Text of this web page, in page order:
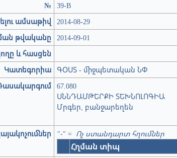
№
39-В
ամսաթիվ
2014-08-29
թվականը
2014-09-01
և հասցեն
Կատեգորիա
ԳՕՍՏ - միջպետական ՆՓ
67.080
ՍՆՆԴԱՄԹԵՐՔԻ ՏԵԽՆՈԼՈԳԻԱ
Մրգեր, բանջարեղեն
"-" = Ոչ ստանդարտ հղումներ
Հղման տիպ